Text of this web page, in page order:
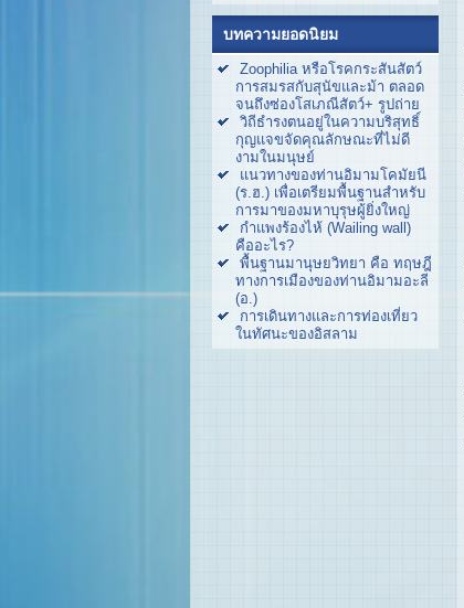
บทความยอดนิยม
Zoophilia หรือโรคกระสันสัตว์
การสมรสกับสุนัขและม้า ตลอด
จนถึงซ่องโสเภณีสัตว์+ รูปถ่าย
วิถีธำรงตนอยู่ในความบริสุทธิ์
กุญแจขจัดคุณลักษณะที่ไม่ดี
งามในมนุษย์
แนวทางของท่านอิมามโคมัยนี
(ร.ฮ.) เพื่อเตรียมพื้นฐานสำหรับ
การมาของมหาบุรุษผู้ยิ่งใหญ่
กำแพงร้องไห้ (Wailing wall)
คืออะไร?
พื้นฐานมานุษยวิทยา คือ ทฤษฎี
ทางการเมืองของท่านอิมามอะลี
(อ.)
การเดินทางและการท่องเที่ยว
ในทัศนะของอิสลาม